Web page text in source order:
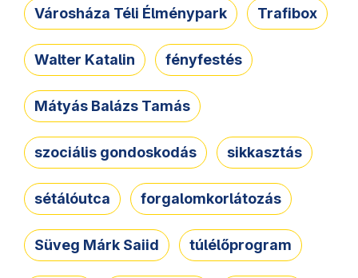
Városháza Téli Élménypark Trafibox
Walter Katalin fényfestés
Mátyás Balázs Tamás
szociális gondoskodás sikkasztás
sétálóutca forgalomkorlátozás
Süveg Márk Saiid túlélőprogram